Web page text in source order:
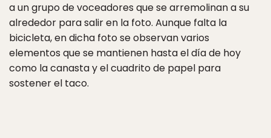
a un grupo de voceadores que se arremolinan a su
alrededor para salir en la foto. Aunque falta la
bicicleta, en dicha foto se observan varios
elementos que se mantienen hasta el día de hoy
como la canasta y el cuadrito de papel para
sostener el taco.